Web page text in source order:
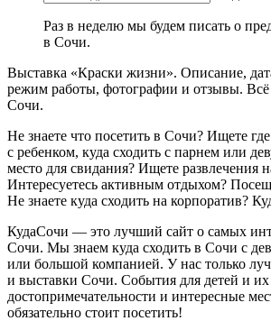
Раз в неделю мы будем писать о
в Сочи.
Выставка «Краски жизни». Описание,
режим работы, фотографии и отзывы. Всё
Сочи.
Не знаете что посетить в Сочи? Ищете
с ребенком, куда сходить с парнем или
место для свидания? Ищете развлечения
Интересуетесь активным отдыхом?
Не знаете куда сходить на корпоратив?
КудаСочи — это лучший сайт о самых
Сочи. Мы знаем куда сходить в Сочи с
или большой компанией. У нас только
и выставки Сочи. События для детей и
достопримечательности и интересные
обязательно стоит посетить!